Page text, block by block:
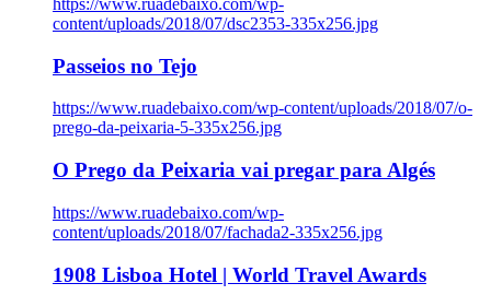
https://www.ruadebaixo.com/wp-
content/uploads/2018/07/dsc2353-335x256.jpg
Passeios no Tejo
https://www.ruadebaixo.com/wp-content/uploads/2018/07/o-
prego-da-peixaria-5-335x256.jpg
O Prego da Peixaria vai pregar para Algés
https://www.ruadebaixo.com/wp-
content/uploads/2018/07/fachada2-335x256.jpg
1908 Lisboa Hotel | World Travel Awards